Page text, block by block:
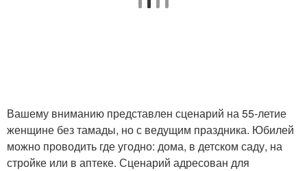
Вашему вниманию представлен сценарий на 55-летие
женщине без тамады, но с ведущим праздника. Юбилей
можно проводить где угодно: дома, в детском саду, на
стройке или в аптеке. Сценарий адресован для